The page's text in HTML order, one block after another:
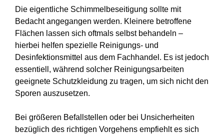
qualitatssicherung-gohren.html
https://neocities1.neocities.org/reinigung-
service/privacy-policy.html
https://neocities1.neocities.org/reinigung-
service/sitemap.html
https://neocities1.neocities.org/reinigung-
service/sitemap.xml
https://neocities1.neocities.org/reinigung-
https://neocities1.neocities.org/reinigung-
service/feed.xml
Die eigentliche Schimmelbeseitigung sollte mit
Bedacht angegangen werden. Kleinere betroffene
Flächen lassen sich oftmals selbst behandeln –
hierbei helfen spezielle Reinigungs- und
Desinfektionsmittel aus dem Fachhandel. Es ist jedoch
essentiell, während solcher Reinigungsarbeiten
geeignete Schutzkleidung zu tragen, um sich nicht den
Sporen auszusetzen.
Bei größeren Befallstellen oder bei Unsicherheiten
bezüglich des richtigen Vorgehens empfiehlt es sich